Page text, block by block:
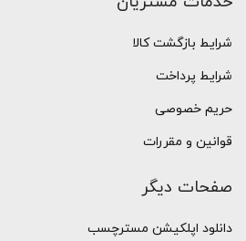
شرایط بازگشت کالا
شرایط پرداخت
حریم خصوصی
قوانین و مقررات
صفحات دیگر
دانلود اپلکیشن مسترچسب